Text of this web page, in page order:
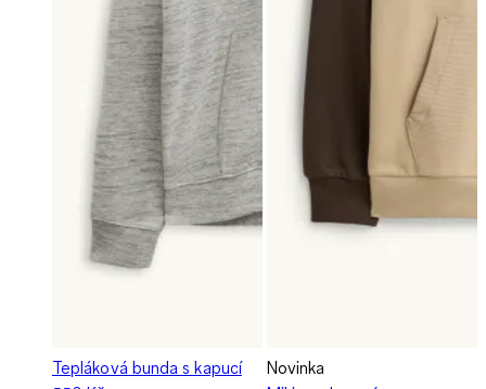
Tepláková bunda s kapucí
Novinka